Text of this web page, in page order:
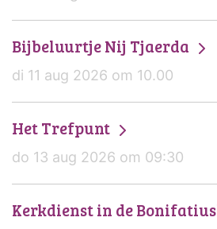
Bijbeluurtje Nij Tjaerda
di 11 aug 2026 om 10.00
Het Trefpunt
do 13 aug 2026 om 09:30
Kerkdienst in de